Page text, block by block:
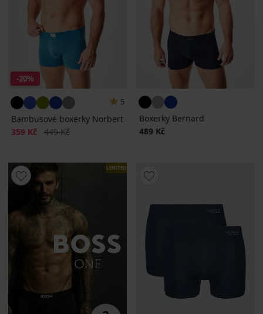
-20%
5
Bambusové boxerky Norbert
Sleva
359 Kč Původní cena
449 Kč
Boxerky Bernard
489 Kč
LIMITED